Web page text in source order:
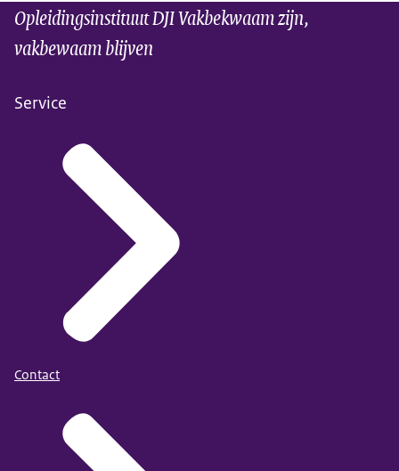
Opleidingsinstituut DJI Vakbekwaam zijn,
vakbewaam blijven
Service
Contact